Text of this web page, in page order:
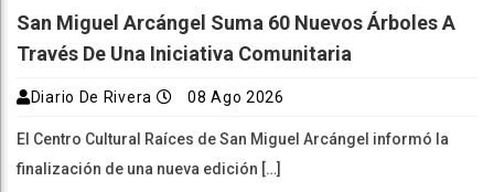
San Miguel Arcángel Suma 60 Nuevos Árboles A
Través De Una Iniciativa Comunitaria
Diario De Rivera 08 Ago 2026
El Centro Cultural Raíces de San Miguel Arcángel informó la
finalización de una nueva edición […]